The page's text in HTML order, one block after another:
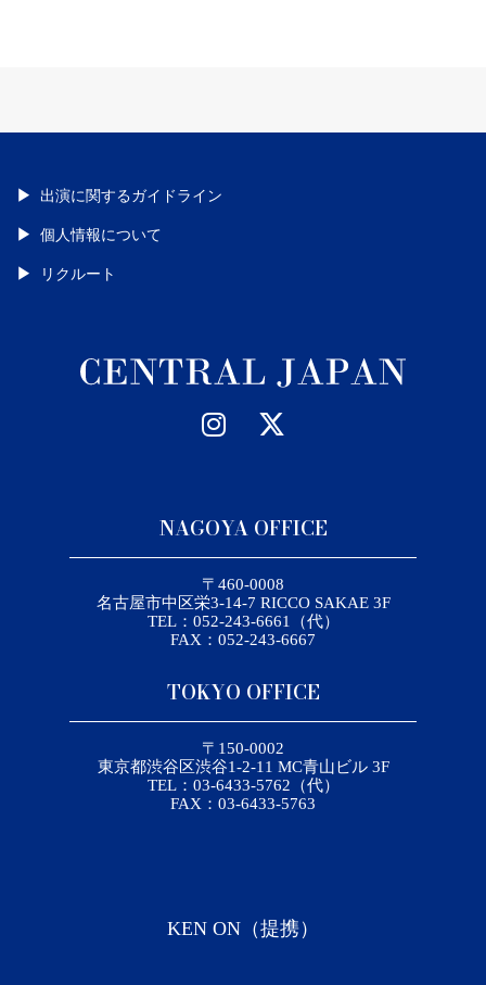
出演に関するガイドライン
個人情報について
リクルート
NAGOYA OFFICE
〒460-0008
名古屋市中区栄3-14-7 RICCO SAKAE 3F
TEL：052-243-6661（代）
FAX：052-243-6667
TOKYO OFFICE
〒150-0002
東京都渋谷区渋谷1-2-11 MC青山ビル 3F
TEL：03-6433-5762（代）
FAX：03-6433-5763
KEN ON（提携）